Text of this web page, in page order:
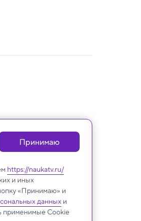
Принимаю
https://naukatv.ru/
и иных
«Принимаю» и
данных и
применимые Cookie